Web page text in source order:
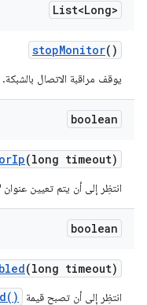
List<Long>
stopMonitor()
يوقف مراقبة الاتصال بالشبكة.
boolean
Ip(long timeout)
انتظِر إلى أن يتم تعيين عنوان IP لمحوّل Wi-Fi.
boolean
(long timeout)
انتظِر إلى أن تصبح قيمة